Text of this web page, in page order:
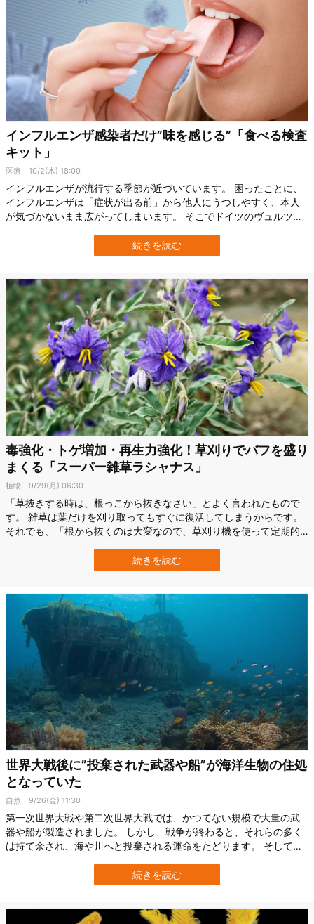
インフルエンザ感染者だけ”味を感じる”「食べる検査
キット」
医療 10/2(木) 18:00
インフルエンザが流行する季節が近づいています。 困ったことに、
インフルエンザは「症状が出る前」から他人にうつしやすく、本人
が気づかないまま広がってしまいます。 そこでドイツのヴュルツブ
ときの“味”で感染の可能性に気づける新しい分子センサーを開発中で
す。 ガムやトローチに組み込める、いわば「食べられる検査薬」に
続きを読む
毒強化・トゲ増加・再生力強化！草刈りでバフを盛り
まくる「スーパー雑草ラシャナス」
植物 9/29(月) 06:30
「草抜きする時は、根っこから抜きなさい」とよく言われたもので
す。 雑草は葉だけを刈り取ってもすぐに復活してしまうからです。
それでも、「根から抜くのは大変なので、草刈り機を使って定期的
しりをしていると、飛んでもない事になる雑草が見つかりました。
アメリカのアーカンソー大学（University of Arkansas）に所属する
続きを読む
世界大戦後に”投棄された武器や船”が海洋生物の住処
となっていた
自然 9/26(金) 11:30
第一次世界大戦や第二次世界大戦では、かつてない規模で大量の武
器や船が製造されました。 しかし、戦争が終わると、それらの多く
は持て余され、海や川へと投棄される運命をたどります。 そして、
ていることが最新研究で示されました。 ドイツの海洋研究所
「Senckenberg am Meer」とアメリカのデューク大学（Duke
続きを読む